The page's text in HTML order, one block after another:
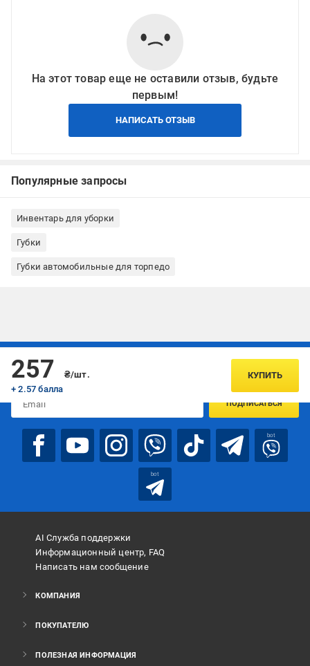
На этот товар еще не оставили отзыв, будьте
первым!
НАПИСАТЬ ОТЗЫВ
Популярные запросы
Инвентарь для уборки
Губки
Губки автомобильные для торпедо
257
₴/шт.
+ 2.57 балла
КУПИТЬ
Подписывайтесь, чтобы узнавать первым об акцияx и
ПОДПИСАТЬСЯ
bot
bot
AI Служба поддержки
Информационный центр, FAQ
Написать нам сообщение
КОМПАНИЯ
ПОКУПАТЕЛЮ
ПОЛЕЗНАЯ ИНФОРМАЦИЯ